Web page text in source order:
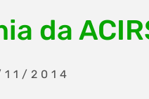
da
11/2014